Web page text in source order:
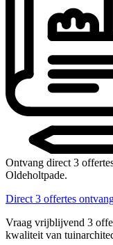
Ontvang direct 3
Oldeholtpade.
Direct 3 offertes
Vraag vrijblijvend 3
kwaliteit van